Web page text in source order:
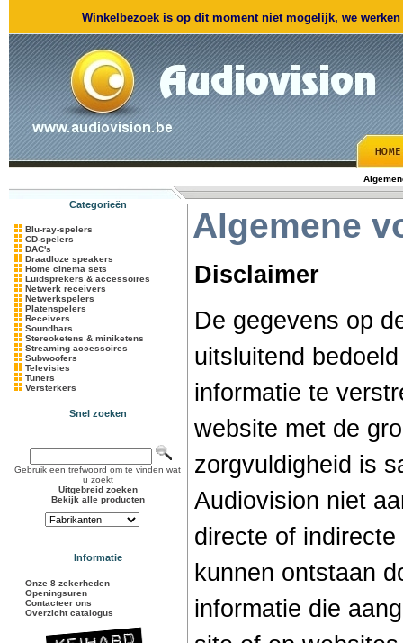
Winkelbezoek is op dit moment niet mogelijk, we
Categorieën
Blu-ray-spelers
CD-spelers
DAC's
Draadloze speakers
Home cinema sets
Luidsprekers & accessoires
Netwerk receivers
Netwerkspelers
Platenspelers
Receivers
Soundbars
Stereoketens & miniketens
Streaming accessoires
Subwoofers
Televisies
Tuners
Versterkers
Snel zoeken
Gebruik een trefwoord om te vinden wat
u zoekt
Uitgebreid zoeken
Bekijk alle producten
Informatie
Onze 8 zekerheden
Openingsuren
Contacteer ons
Overzicht catalogus
Algemene
Disclaimer
De gegevens op
uitsluitend
informatie te
website met de
zorgvuldigheid is
Audiovision niet
directe of
kunnen ontstaan
informatie die